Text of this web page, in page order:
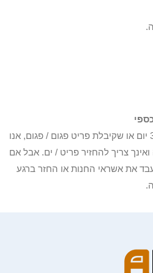
הפריטים שלך לא קיבלו תוך 30 יום או שקיבלת פריט פגום / פגום, אנו
צריך להחזיר פריט / ים. אבל אם
את אשראי החנות או החזר ברגע